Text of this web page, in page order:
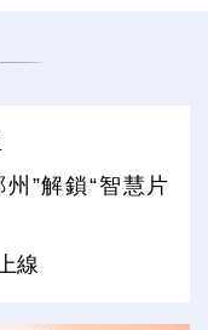
”解鎖“智慧片
線